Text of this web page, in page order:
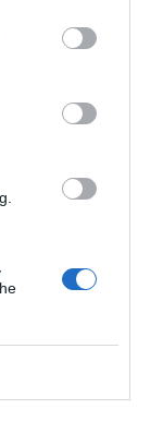
Ο δράστης έφυγε
ΑΙΟΛΙΚΑ ΠΑΡΚΑ
ΚΑΙ DATA